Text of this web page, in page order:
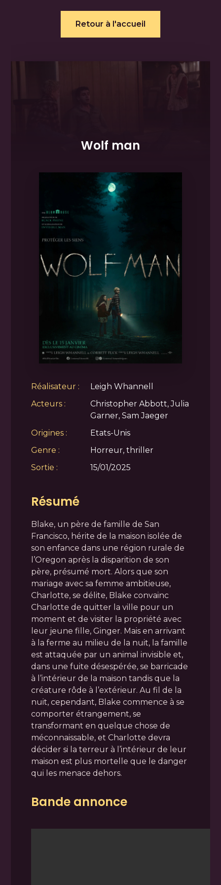
Retour à l'accueil
Wolf man
Réalisateur :
Leigh Whannell
Acteurs :
Christopher Abbott, Julia
Garner, Sam Jaeger
Origines :
Etats-Unis
Genre :
Horreur, thriller
Sortie :
15/01/2025
Résumé
Blake, un père de famille de San
Francisco, hérite de la maison isolée de
son enfance dans une région rurale de
l’Oregon après la disparition de son
père, présumé mort. Alors que son
mariage avec sa femme ambitieuse,
Charlotte, se délite, Blake convainc
Charlotte de quitter la ville pour un
moment et de visiter la propriété avec
leur jeune fille, Ginger. Mais en arrivant
à la ferme au milieu de la nuit, la famille
est attaquée par un animal invisible et,
dans une fuite désespérée, se barricade
à l’intérieur de la maison tandis que la
créature rôde à l’extérieur. Au fil de la
nuit, cependant, Blake commence à se
comporter étrangement, se
transformant en quelque chose de
méconnaissable, et Charlotte devra
décider si la terreur à l’intérieur de leur
maison est plus mortelle que le danger
qui les menace dehors.
Bande annonce